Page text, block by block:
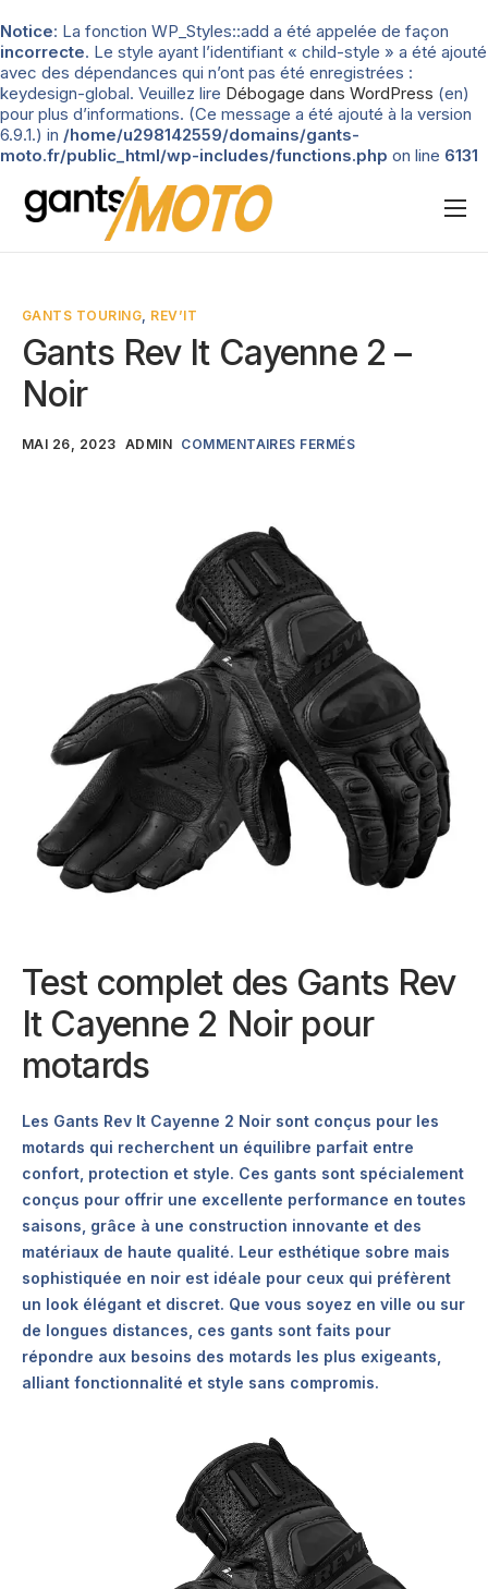
Notice: La fonction WP_Styles::add a été appelée de façon
incorrecte. Le style ayant l’identifiant « child-style » a été ajouté
avec des dépendances qui n’ont pas été enregistrées :
keydesign-global. Veuillez lire Débogage dans WordPress (en)
pour plus d’informations. (Ce message a été ajouté à la version
6.9.1.) in /home/u298142559/domains/gants-
moto.fr/public_html/wp-includes/functions.php on line 6131
Nos tests
Types de gants
Guide d’achat
GANTS TOURING REV’IT
Gants Rev It Cayenne 2 –
Noir
MAI 26, 2023 ADMIN COMMENTAIRES FERMÉS
Test complet des Gants Rev
It Cayenne 2 Noir pour
motards
Les Gants Rev It Cayenne 2 Noir sont conçus pour les
motards qui recherchent un équilibre parfait entre
confort, protection et style. Ces gants sont spécialement
conçus pour offrir une excellente performance en toutes
saisons, grâce à une construction innovante et des
matériaux de haute qualité. Leur esthétique sobre mais
sophistiquée en noir est idéale pour ceux qui préfèrent
un look élégant et discret. Que vous soyez en ville ou sur
de longues distances, ces gants sont faits pour
répondre aux besoins des motards les plus exigeants,
alliant fonctionnalité et style sans compromis.